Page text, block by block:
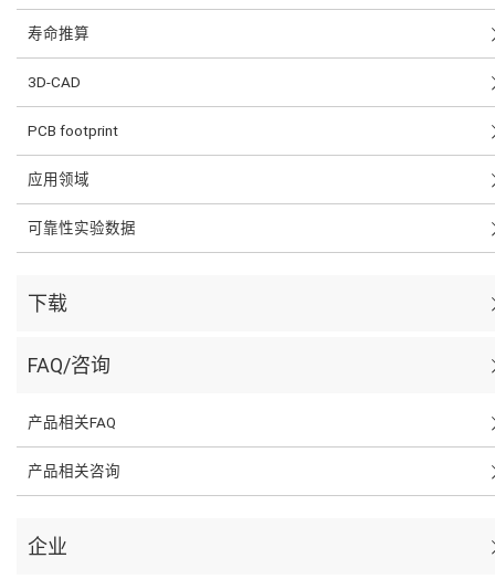
寿命推算
3D-CAD
PCB footprint
应用领域
可靠性实验数据
下载
FAQ/咨询
产品相关FAQ
产品相关咨询
企业